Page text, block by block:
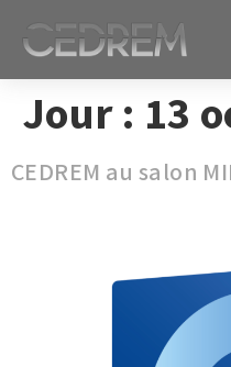
Jour : 13
CEDREM au salon